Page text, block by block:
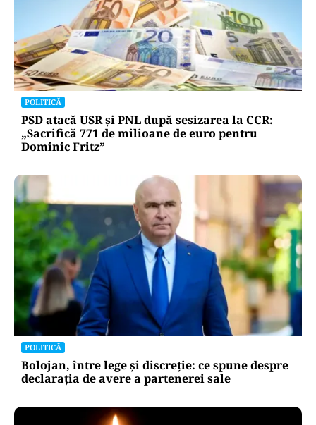
POLITICĂ
PSD atacă USR și PNL după sesizarea la CCR:
„Sacrifică 771 de milioane de euro pentru
Dominic Fritz”
POLITICĂ
Bolojan, între lege și discreție: ce spune despre
declarația de avere a partenerei sale